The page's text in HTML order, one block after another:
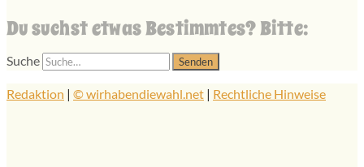
Du suchst etwas Bestimmtes? Bitte:
Suche
Redaktion | © wirhabendiewahl.net | Rechtliche Hinweise